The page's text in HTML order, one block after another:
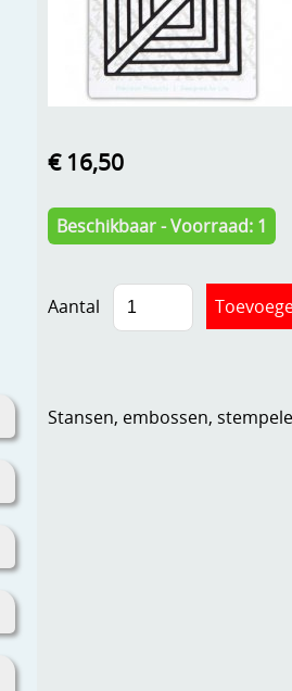
€ 16,50
Beschikbaar - Voorraad: 1
Aantal
Stansen, embossen,